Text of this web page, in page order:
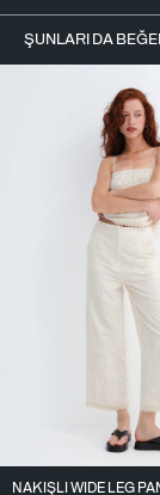
ŞUNLARI DA